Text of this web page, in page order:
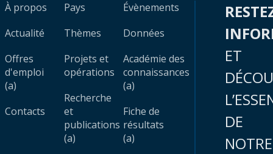
À propos
Actualité
Offres
d'emploi
(a)
Contacts
Pays
Thèmes
Projets et
opérations
Recherche
et
publications
(a)
Évènements
Données
Académie des
connaissances
(a)
Fiche de
résultats
(a)
ET
DE
NOTRE